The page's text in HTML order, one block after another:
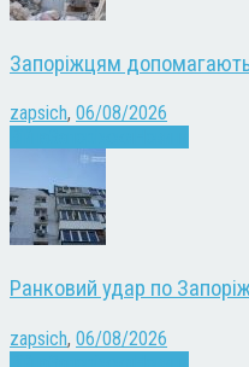
Запоріжцям
zapsich, 06/08/2026
Ранковий удар по
zapsich, 06/08/2026